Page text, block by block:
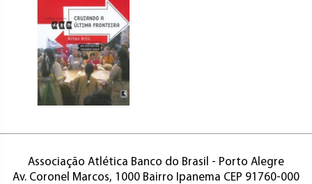
Associação Atlética Banco do Brasil - Porto Alegre
Av. Coronel Marcos, 1000 Bairro Ipanema CEP 91760-000